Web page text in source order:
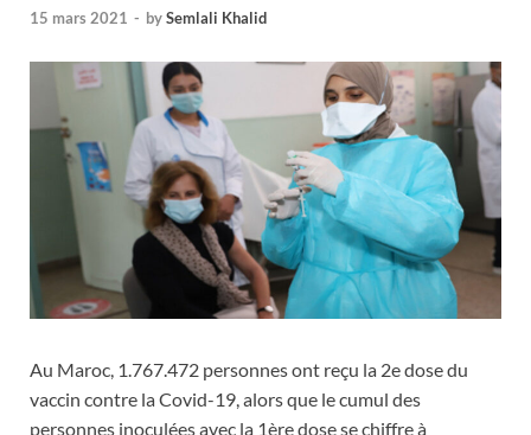
15 mars 2021 - bySemlali Khalid
Au Maroc, 1.767.472 personnes ont reçu la 2e dose du
vaccin contre la Covid-19, alors que le cumul des
personnes inoculées avec la 1ère dose se chiffre à